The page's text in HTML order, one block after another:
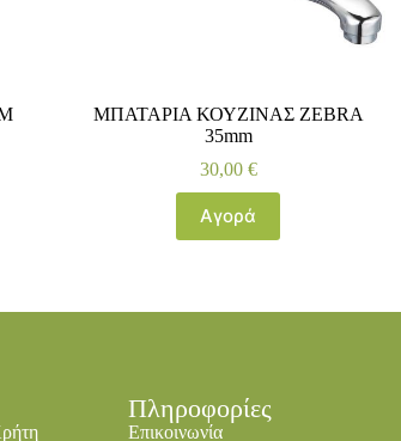
ΜΠΑΤΑΡΙΑ ΚΟΥΖΙΝΑΣ ZEBRA
35mm
30,00 €
Αγορά
Πληροφορίες
Επικοινωνία